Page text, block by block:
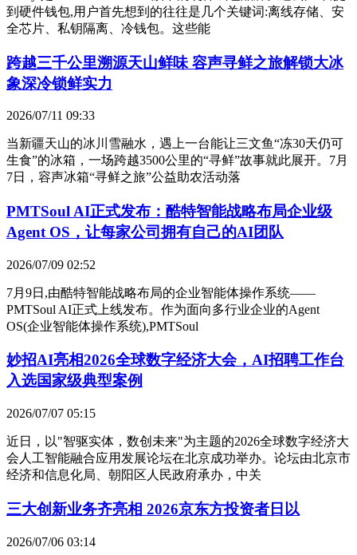
到硬件钱包,用户首先想到的往往是几个关键词:离线存储、安
全芯片、私钥隔离、冷钱包。这些能
跨越三千公里溯源天山鲜味 容声寻鲜之旅解锁大冰
象深冷锁鲜实力
2026/07/11 09:33
当新疆天山的冰川雪融水，遇上一台能让三文鱼“冻30天仍可
生食”的冰箱，一场跨越3500公里的“寻鲜”故事就此展开。7月
7日，容声冰箱“寻鲜之旅”公益助农活动落
PMTSoul AI正式发布：酷特智能战略布局企业级
Agent OS，让每家公司拥有自己的AI团队
2026/07/09 02:52
7月9日,由酷特智能战略布局的企业智能体操作系统——
PMTSoul AI正式上线发布。作为面向多行业企业的Agent
OS(企业智能体操作系统),PMTSoul
妙招AI亮相2026全球数字经济大会，AI招聘工作台
入选国家级典型案例
2026/07/07 05:15
近日，以"智驱实体，数创未来"为主题的2026全球数字经济大
会人工智能融合应用发展论坛在北京成功举办。论坛由北京市
经济和信息化局、朝阳区人民政府承办，中关
三大创新业务齐亮相 2026京东方投资者日以
2026/07/06 03:14